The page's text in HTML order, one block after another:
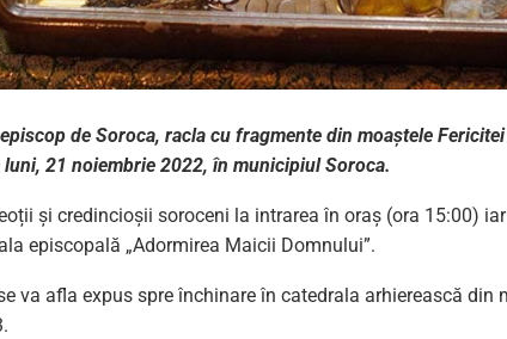
de Soroca, racla cu fragmente din moaștele
21 noiembrie 2022, în municipiul Soroca.
și credincioșii soroceni la intrarea în oraș (ora 15:00)
episcopală „Adormirea Maicii Domnului”.
va afla expus spre închinare în catedrala arhierească din